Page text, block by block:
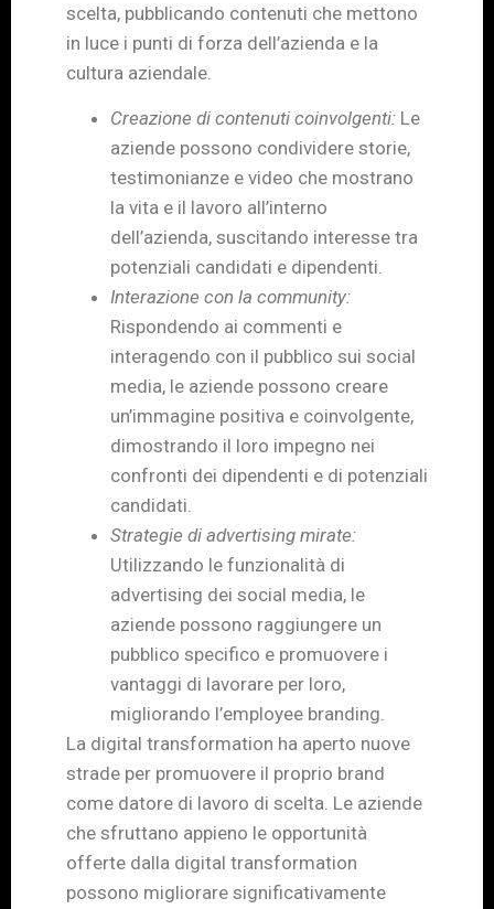
scelta, pubblicando contenuti che mettono
in luce i punti di forza dell’azienda e la
cultura aziendale.
Creazione di contenuti coinvolgenti: Le
aziende possono condividere storie,
testimonianze e video che mostrano
la vita e il lavoro all’interno
dell’azienda, suscitando interesse tra
potenziali candidati e dipendenti.
Interazione con la community:
Rispondendo ai commenti e
interagendo con il pubblico sui social
media, le aziende possono creare
un’immagine positiva e coinvolgente,
dimostrando il loro impegno nei
confronti dei dipendenti e di potenziali
candidati.
Strategie di advertising mirate:
Utilizzando le funzionalità di
advertising dei social media, le
aziende possono raggiungere un
pubblico specifico e promuovere i
vantaggi di lavorare per loro,
migliorando l’employee branding.
La digital transformation ha aperto nuove
strade per promuovere il proprio brand
come datore di lavoro di scelta. Le aziende
che sfruttano appieno le opportunità
offerte dalla digital transformation
possono migliorare significativamente